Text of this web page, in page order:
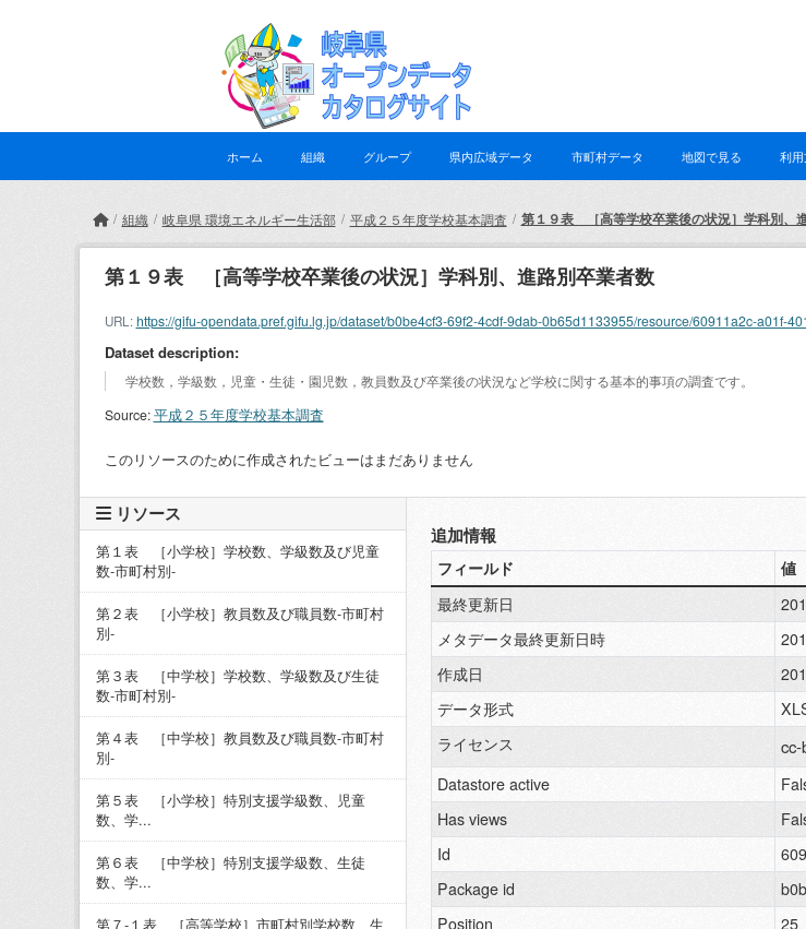
ホーム 組織 グループ 県内広域データ 市町村データ 地図で見る 利
組織 岐阜県 環境エネルギー生活部 平成２５年度学校基本調査 第１９表 ［高等学校卒業後の状況］学科別、
第１９表 ［高等学校卒業後の状況］学科別、進路別卒業者数
URL:https://gifu-opendata.pref.gifu.lg.jp/dataset/b0be4cf3-69f2-4cdf-9dab-0b65d1133955/resource/60911a2c-a01f-
Dataset description:
学校数，学級数，児童・生徒・園児数，教員数及び卒業後の状況など学校に関する基本的事項の調査です。
Source:平成２５年度学校基本調査
このリソースのために作成されたビューはまだありません
リソース
第１表 ［小学校］学校数、学級数及び児童
数-市町村別-
第２表 ［小学校］教員数及び職員数-市町村
別-
第３表 ［中学校］学校数、学級数及び生徒
数-市町村別-
第４表 ［中学校］教員数及び職員数-市町村
別-
第５表 ［小学校］特別支援学級数、児童
数、学...
第６表 ［中学校］特別支援学級数、生徒
数、学...
第７-１表 ［高等学校］市町村別学校数、生
追加情報
フィールド
値
最終更新日
メタデータ最終更新日時
作成日
データ形式
ライセンス
cc-
Datastore active
Has views
Id
Package id
Position
25